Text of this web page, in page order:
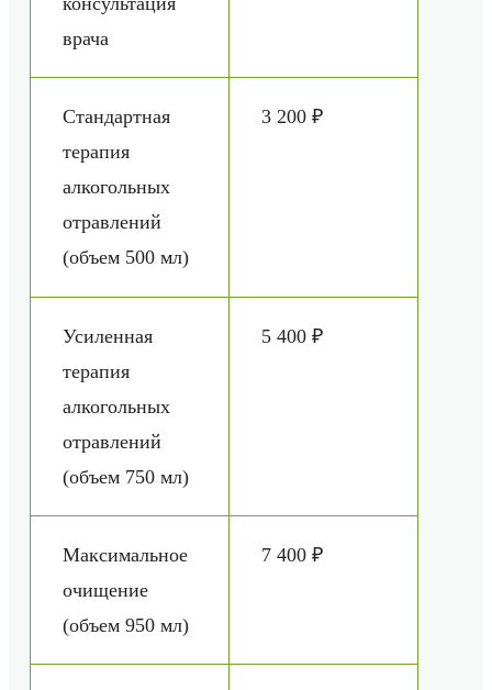
врача
Стандартная
терапия
алкогольных
отравлений
(объем 500 мл)
3 200 ₽
Усиленная
терапия
алкогольных
отравлений
(объем 750 мл)
5 400 ₽
Максимальное
очищение
(объем 950 мл)
7 400 ₽